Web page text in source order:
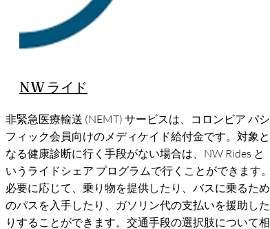
NW ライド
非緊急医療輸送 (NEMT) サービスは、コロンビア パシ
フィック会員向けのメディケイド給付金です。対象と
なる健康診断に行く手段がない場合は、NW Rides と
いうライドシェア プログラムで行くことができます。
必要に応じて、乗り物を提供したり、バスに乗るため
のパスを入手したり、ガソリン代の支払いを援助した
りすることができます。交通手段の選択肢について相